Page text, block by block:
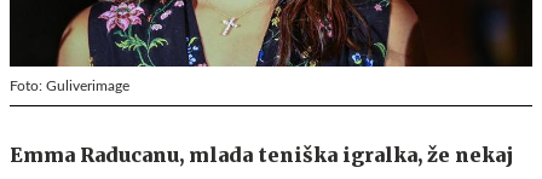
Foto: Guliverimage
Emma Raducanu, mlada teniška igralka, že nekaj